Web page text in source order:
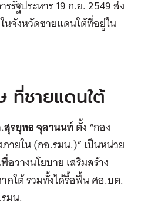
รัฐประหาร 19 ก.ย. 2549 ส่ง
จังหวัดชายแดนใต้ที่อยู่ใน
ที่ชายแดนใต้
รยุทธ จุลานนท์ตั้ง “กอง
ายใน (กอ.รมน.)” เป็นหน่วย
อวางนโยบาย เสริมสร้าง
ใต้ รวมทั้งได้รื้อฟื้น ศอ.บต.
มน.